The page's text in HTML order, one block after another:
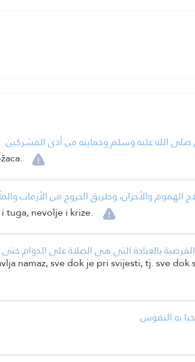
صلى الله عليه وسلم وحمايته من أذى المشركين.
الهموم والأحزان، وطريق الخروج من الأزمات
tuga, nevolje i krize.
بالعبادة التي هي الصلاة على الدوام حتى
namaz, sve dok je pri svijesti, tj. sve dok
به النفوس.